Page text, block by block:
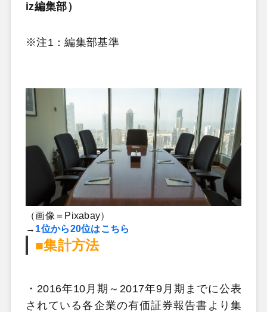
iz編集部）
※注1：編集部基準
（画像＝Pixabay）
→ 1位から20位はこちら
■集計方法
・2016年10月期～2017年9月期までに公表
されている各企業の有価証券報告書より集